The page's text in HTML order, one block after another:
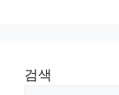
검색